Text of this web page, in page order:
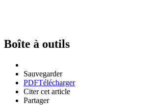
Boîte à outils
Sauvegarder
PDFTélécharger
Citer cet article
Partager